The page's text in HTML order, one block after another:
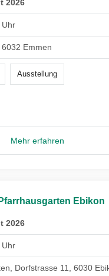
2026
Uhr
Emmen
Ausstellung
Mehr erfahren
Ebikon
2026
Uhr
Dorfstrasse 11, 6030